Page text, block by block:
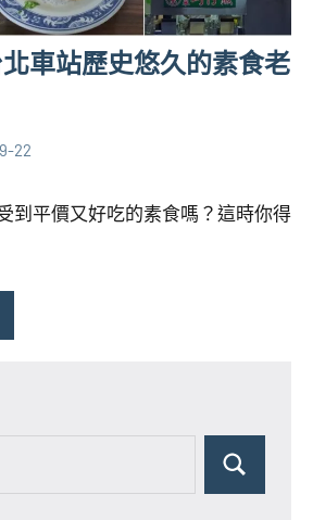
車站歷史悠久的素食老
22
到平價又好吃的素食嗎？這時你得
Search